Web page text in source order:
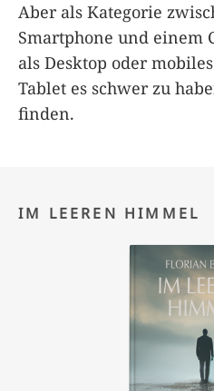
Aber als Kategorie
Smartphone und einem
als Desktop oder
Tablet es schwer zu
finden.
IM LEEREN HIMMEL